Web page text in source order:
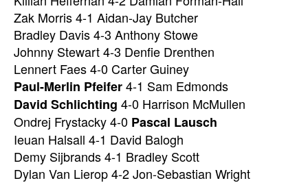
Zak Morris 4-1 Aidan-Jay Butcher
Bradley Davis 4-3 Anthony Stowe
Johnny Stewart 4-3 Denfie Drenthen
Lennert Faes 4-0 Carter Guiney
Paul-Merlin Pfeifer4-1 Sam Edmonds
David Schlichting 4-0 Harrison McMullen
Ondrej Frystacky 4-0 Pascal Lausch
Ieuan Halsall 4-1 David Balogh
Demy Sijbrands 4-1 Bradley Scott
Dylan Van Lierop 4-2 Jon-Sebastian Wright